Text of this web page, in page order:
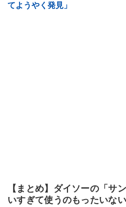
てようやく発見」
【まとめ】ダイソーの「サ
いすぎて使うのもったいない